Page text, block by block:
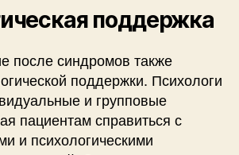
поддержка
после синдромов также
поддержки. Психологи
и групповые
пациентам справиться с
и психологическими